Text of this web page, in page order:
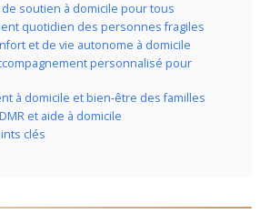
soutien à domicile pour tous
quotidien des personnes fragiles
et de vie autonome à domicile
personnalisé pour
à domicile et bien-être des familles
et aide à domicile
clés